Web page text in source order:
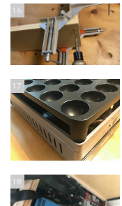
16
17
18